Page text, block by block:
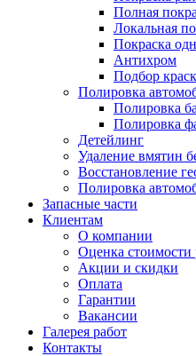
Полная
Локальная
Покраска
Антихром
Подбор
Полировка
Полировка
Полировка
Детейлинг
Удаление вмятин
Восстановление
Полировка
Запасные части
Клиентам
О компании
Оценка стоимости
Акции и скидки
Оплата
Гарантии
Вакансии
Галерея работ
Контакты